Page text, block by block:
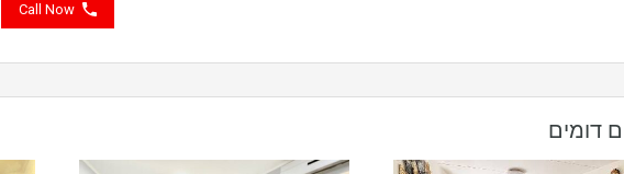
Call Now
דומים